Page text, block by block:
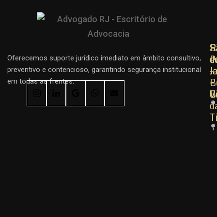
Oferecemos suporte jurídico imediato em âmbito consultivo,
preventivo e contencioso, garantindo segurança institucional
em todas as frentes.
–
–
–